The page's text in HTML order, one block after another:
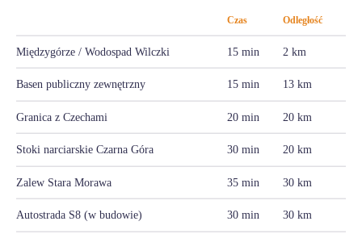
Czas Odległość
Międzygórze / Wodospad Wilczki 15 min 2 km
Basen publiczny zewnętrzny 15 min 13 km
Granica z Czechami 20 min 20 km
Stoki narciarskie Czarna Góra 30 min 20 km
Zalew Stara Morawa 35 min 30 km
Autostrada S8 (w budowie) 30 min 30 km